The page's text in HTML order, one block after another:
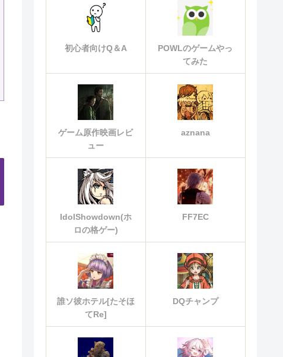
初心者向けQ＆A
POWLのゲームやっ
てみた
ゲーム原作映画レビ
ュー
aznana
IdolShowdown(ホ
ロの格ゲー)
FF7EC
誰ソ彼ホテル[たそほ
てRe]
DQチャンプ